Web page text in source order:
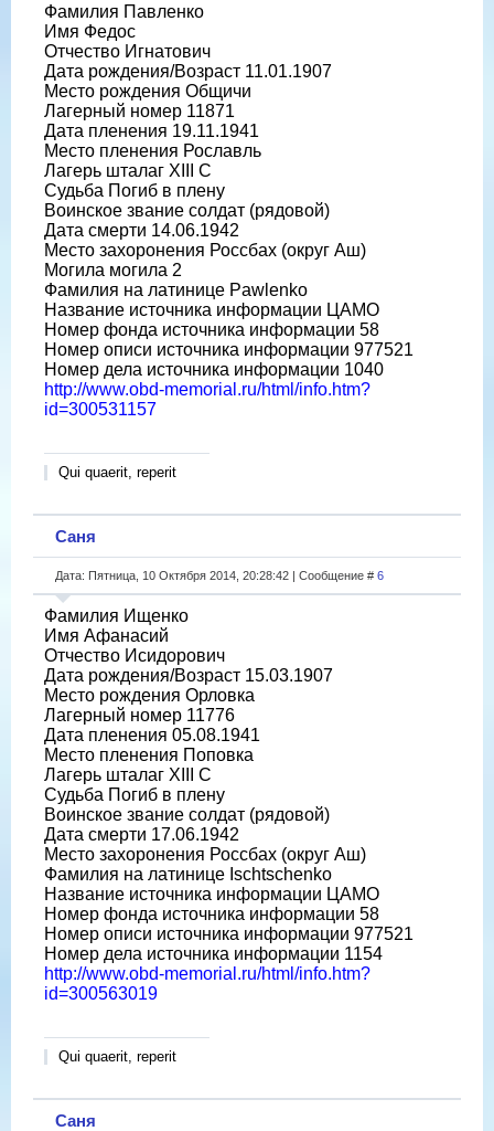
Фамилия Павленко
Имя Федос
Отчество Игнатович
Дата рождения/Возраст 11.01.1907
Место рождения Общичи
Лагерный номер 11871
Дата пленения 19.11.1941
Место пленения Рославль
Лагерь шталаг XIII C
Судьба Погиб в плену
Воинское звание солдат (рядовой)
Дата смерти 14.06.1942
Место захоронения Россбах (округ Аш)
Могила могила 2
Фамилия на латинице Pawlenko
Название источника информации ЦАМО
Номер фонда источника информации 58
Номер описи источника информации 977521
Номер дела источника информации 1040
http://www.obd-memorial.ru/html/info.htm?
id=300531157
Qui quaerit, reperit
Саня
Дата: Пятница, 10 Октября 2014, 20:28:42 | Сообщение # 6
Фамилия Ищенко
Имя Афанасий
Отчество Исидорович
Дата рождения/Возраст 15.03.1907
Место рождения Орловка
Лагерный номер 11776
Дата пленения 05.08.1941
Место пленения Поповка
Лагерь шталаг XIII C
Судьба Погиб в плену
Воинское звание солдат (рядовой)
Дата смерти 17.06.1942
Место захоронения Россбах (округ Аш)
Фамилия на латинице Ischtschenko
Название источника информации ЦАМО
Номер фонда источника информации 58
Номер описи источника информации 977521
Номер дела источника информации 1154
http://www.obd-memorial.ru/html/info.htm?
id=300563019
Qui quaerit, reperit
Саня